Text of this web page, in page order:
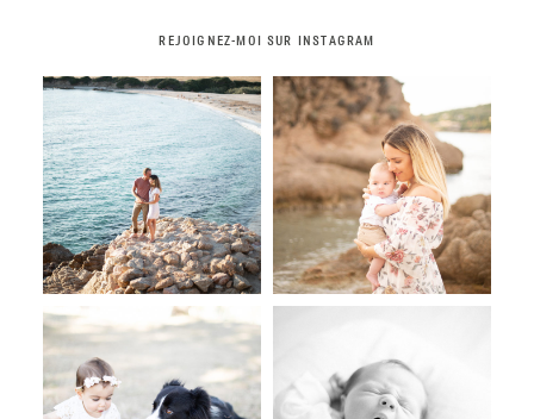
REJOIGNEZ-MOI SUR INSTAGRAM